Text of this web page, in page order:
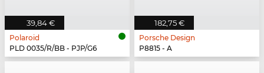
39,84 €
Polaroid
PLD 0035/R/BB - PJP/G6
182,75 €
Porsche Design
P8815 - A